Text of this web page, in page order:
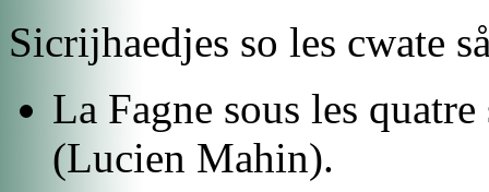
Sicrijhaedjes so les cwate
La Fagne sous les quatre
(Lucien Mahin).